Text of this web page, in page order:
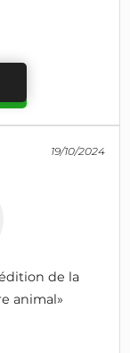
19/10/2024
de la
animal»